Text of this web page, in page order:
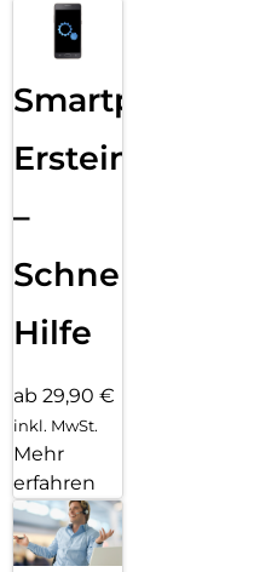
Smartphone
Ersteinrichtung
–
Schnelle
Hilfe
ab 29,90 €
inkl. MwSt.
Mehr
erfahren